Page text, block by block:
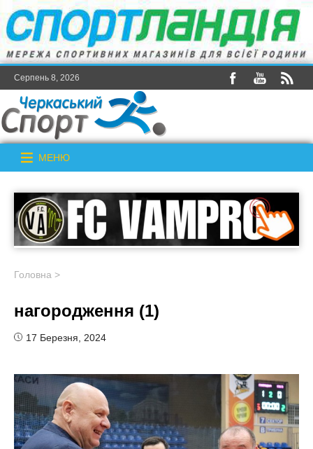
Серпень 8, 2026
МЕНЮ
Головна >
нагородження (1)
17 Березня, 2024